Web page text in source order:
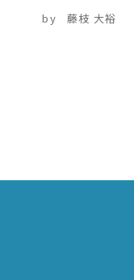
by 藤枝 大裕